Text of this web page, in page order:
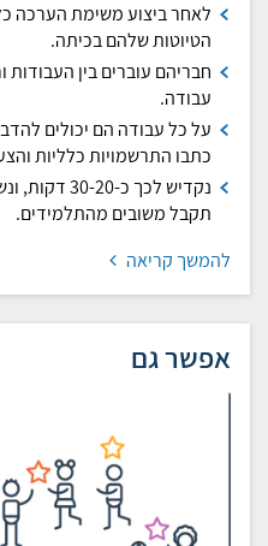
לאחר ביצוע משימת הערכה
הטיוטות שלהם בכיתה.
חבריהם עוברים בין
עבודה.
כתבו התרשמויות כלליות
נקדיש לכך
תקבל משובים מהתלמידים.
להמשך קריאה
אפשר גם